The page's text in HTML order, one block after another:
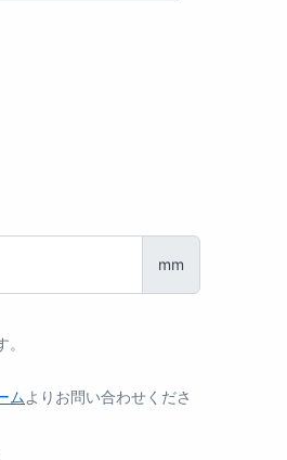
mm
ムよりお問い合わせくださ